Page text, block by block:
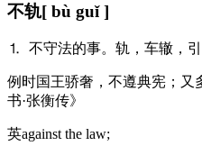
不轨[ bù guǐ ]
⒈ 不守法的事。轨，车辙，引
例 时国王骄奢，不遵典宪；
书·张衡传》
英against the law;